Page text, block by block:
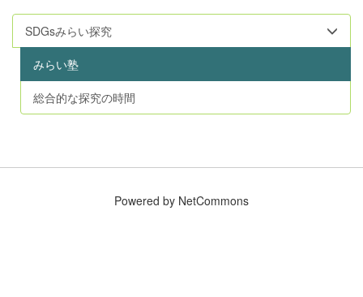
SDGsみらい探究
みらい塾
総合的な探究の時間
Powered by NetCommons